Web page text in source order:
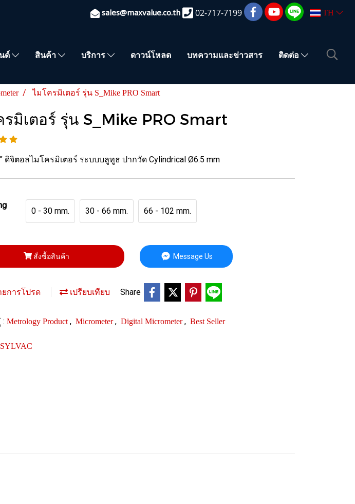
sales@maxvalue.co.th 02-717-7199 TH
ด์ สินค้า บริการ ดาวน์โหลด บทความและข่าวสาร ติดต่อ
ไมโครมิเตอร์ รุ่น S_Mike PRO Smart
รมิเตอร์ รุ่น S_Mike PRO Smart
ดิจิตอลไมโครมิเตอร์ ระบบบลูทูธ ปากวัด Cylindrical Ø6.5 mm
0 - 30 mm. 30 - 66 mm. 66 - 102 mm.
สั่งซื้อสินค้า Message Us
ยการโปรด เปรียบเทียบ Share
: Metrology Product , Micrometer, Digital Micrometer, Best Seller
SYLVAC